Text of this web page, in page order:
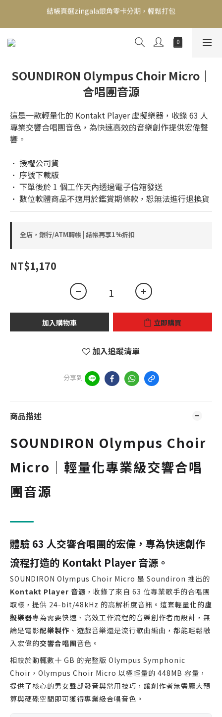
新會員送500！滿額最高回饋2000，刷卡最高12期零利率，馬上了
解👉
SOUNDIRON Olympus Choir Micro｜
合唱團音源
這是一款輕量化的 Kontakt Player 虛擬樂器，收錄 63 人
專業交響合唱團音色，為快速高效的音樂創作提供宏偉聲
響。
• 授權公司貨
• 序號下載版
• 下單後於 1 個工作天內透過電子信箱發送
• 數位軟體商品不適用於鑑賞期條款，恕無法進行退換貨
全店，銀行/ATM轉帳 | 結帳再享1%折扣
NT$1,170
加入購物車 立即購買
加入追蹤清單
分享到
商品描述
SOUNDIRON Olympus Choir
Micro｜輕量化專業級交響合唱
團音源
體驗 63 人交響合唱團的宏偉，專為快速創作
流程打造的 Kontakt Player 音源。
SOUNDIRON Olympus Choir Micro 是 Soundiron 推出的
Kontakt Player 音源 ，收錄了來自 63 位專業歌手的合唱團
取樣，提供 24-bit/48kHz 的高解析度音訊。這套輕量化的虛
擬樂器專為需要快速、高效工作流程的音樂創作者而設計，無
論是電影配樂製作 、遊戲音樂還是流行歌曲編曲，都能輕鬆融
入宏偉的交響合唱團音色。
相較於動輒數十 GB 的完整版 Olympus Symphonic
Choir，Olympus Choir Micro 以極輕量的 448MB 容量，
提供了核心的男女聲部發音與常用技巧，讓創作者無需龐大預
算與硬碟空間即可獲得專業級合唱音色。